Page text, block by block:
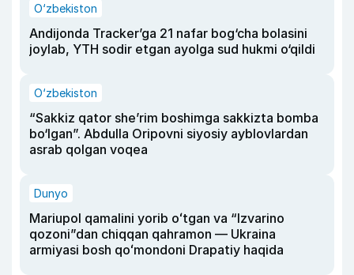
O‘zbekiston
Andijonda Tracker’ga 21 nafar bog‘cha bolasini
joylab, YTH sodir etgan ayolga sud hukmi o‘qildi
O‘zbekiston
“Sakkiz qator she’rim boshimga sakkizta bomba
bo‘lgan”. Abdulla Oripovni siyosiy ayblovlardan
asrab qolgan voqea
Dunyo
Mariupol qamalini yorib oʻtgan va “Izvarino
qozoni”dan chiqqan qahramon — Ukraina
armiyasi bosh qoʻmondoni Drapatiy haqida